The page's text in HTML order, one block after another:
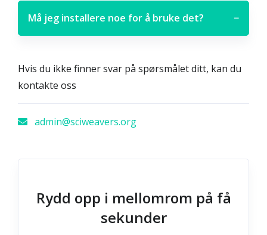
Må jeg installere noe for å bruke det? −
Hvis du ikke finner svar på spørsmålet ditt, kan du
kontakte oss
admin@sciweavers.org
Rydd opp i mellomrom på få
sekunder